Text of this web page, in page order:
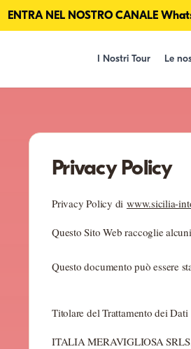
ENTRA NEL NOSTRO CANALE
I Nostri Tour Le
Privacy Policy
Privacy Policy di www.sicilia-
Questo Sito Web raccoglie
Questo documento può essere
Titolare del Trattamento dei Dati
ITALIA MERAVIGLIOSA